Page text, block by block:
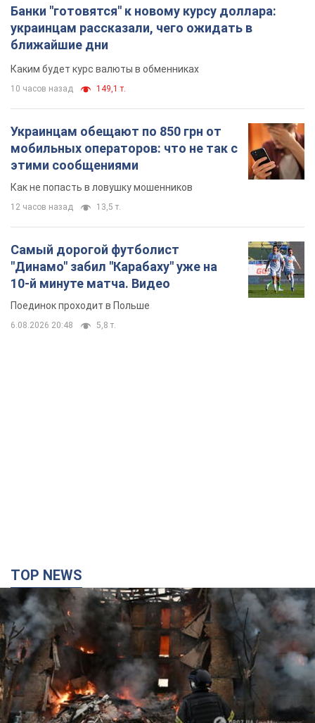
мобильных операторов: что не так с
этими сообщениями
Как не попасть в ловушку мошенников
12 часов назад 13,5 т.
Самый дорогой футболист
"Динамо" забил "Карабаху" уже на
10-й минуте матча. Видео
Поединок проходит в Польше
6.08.2026 20:48 5,8 т.
Кремль "сжигает" последние запасы
баллистики в Украине: что будет далее?
Интервью с Шарпом
В июле страна-агрессор установила "рекорд" по количеству
запущенных по Украине баллистических ракет
2 часа назад 21,9 т.